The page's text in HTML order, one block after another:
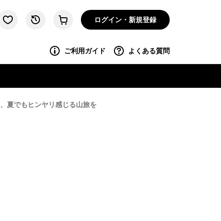
ログイン・新規登録
ご利用ガイド よくある質問
夏でもヒンヤリ感じる山旅を